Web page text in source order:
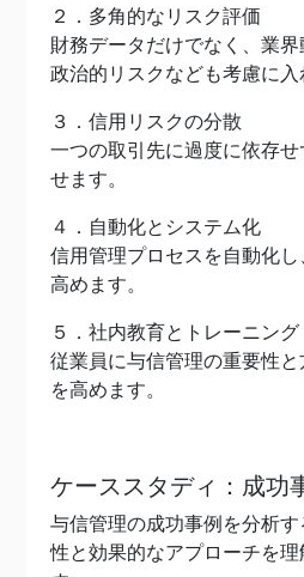
２．多角的なリスク評価
財務データだけでなく、業界
政治的リスクなども考慮に入
３．信用リスクの分散
一つの取引先に過度に依存
せます。
４．自動化とシステム化
信用管理プロセスを自動化
高めます。
５．社内教育とトレーニング
従業員に与信管理の重要性
を高めます。
ケーススタディ：成功
与信管理の成功事例を分析
性と効果的なアプローチを理